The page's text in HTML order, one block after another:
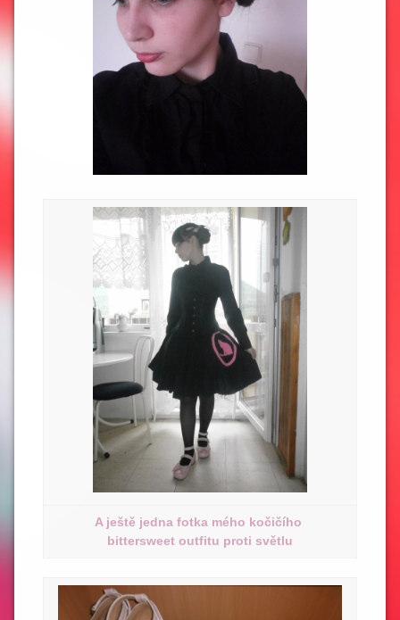
A ještě jedna fotka mého kočičího
bittersweet outfitu proti světlu